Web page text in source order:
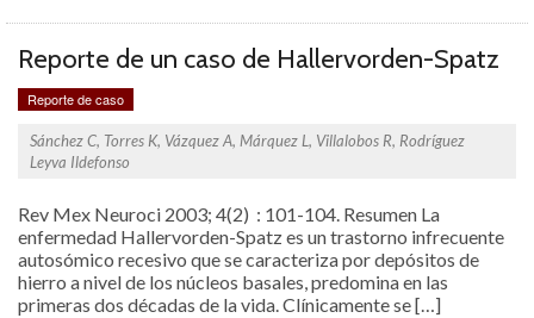
Reporte de un caso de Hallervorden-Spatz
Reporte de caso
Sánchez C, Torres K, Vázquez A, Márquez L, Villalobos R, Rodríguez
Leyva Ildefonso
Rev Mex Neuroci 2003; 4(2) : 101-104. Resumen La
enfermedad Hallervorden-Spatz es un trastorno infrecuente
autosómico recesivo que se caracteriza por depósitos de
hierro a nivel de los núcleos basales, predomina en las
primeras dos décadas de la vida. Clínicamente se […]